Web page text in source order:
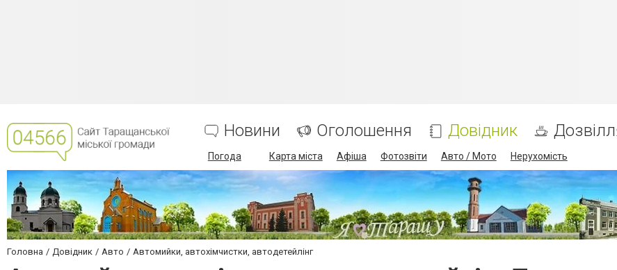
Новини Оголошення Довідник
Погода Карта міста Афіша Фотозвіти Авто / Мото Нерухомість
Головна Довідник Авто Автомийки, автохімчистки, автодетейлінг